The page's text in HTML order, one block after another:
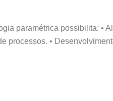
paramétrica possibilita: •
processos. •